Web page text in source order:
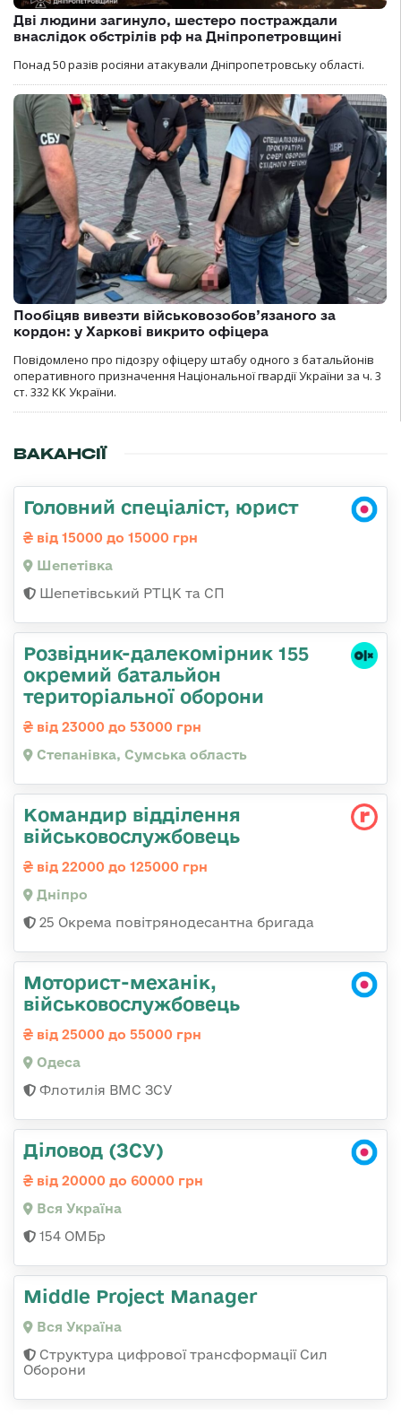
Дві людини загинуло, шестеро постраждали
внаслідок обстрілів рф на Дніпропетровщині
Понад 50 разів росіяни атакували Дніпропетровську області.
Пообіцяв вивезти військовозобов’язаного за
кордон: у Харкові викрито офіцера
Повідомлено про підозру офіцеру штабу одного з батальйонів
оперативного призначення Національної гвардії України за ч. 3
ст. 332 КК України.
ВАКАНСІЇ
Головний спеціаліст, юрист
від 15000 до 15000 грн
Шепетівка
Шепетівський РТЦК та СП
Розвідник-далекомірник 155
окремий батальйон
територіальної оборони
від 23000 до 53000 грн
Степанівка, Сумська область
Командир відділення
військовослужбовець
від 22000 до 125000 грн
Дніпро
25 Окрема повітрянодесантна бригада
Моторист-механік,
військовослужбовець
від 25000 до 55000 грн
Одеса
Флотилія ВМС ЗСУ
Діловод (ЗСУ)
від 20000 до 60000 грн
Вся Україна
154 ОМБр
Middle Project Manager
Вся Україна
Структура цифрової трансформації Сил
Оборони